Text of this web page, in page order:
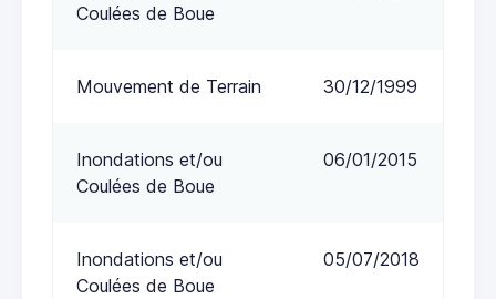
Coulées de Boue
Mouvement de Terrain 30/12/1999
Inondations et/ou
Coulées de Boue
06/01/2015
Inondations et/ou
Coulées de Boue
05/07/2018